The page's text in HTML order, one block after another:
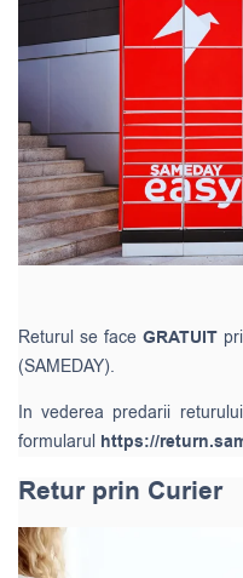
Returul se face GRATUIT
(SAMEDAY).
In vederea predarii
formularul https://
Retur prin Curier